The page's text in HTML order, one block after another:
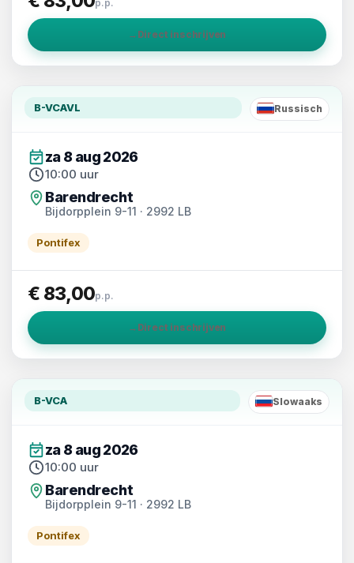
p.p.
→ Direct inschrijven
B-VCAVL
RU
Russisch
za 8 aug 2026
10:00 uur
Barendrecht
Bijdorpplein 9-11 · 2992 LB
Pontifex
€ 83,00p.p.
→ Direct inschrijven
B-VCA
SK
Slowaaks
za 8 aug 2026
10:00 uur
Barendrecht
Bijdorpplein 9-11 · 2992 LB
Pontifex